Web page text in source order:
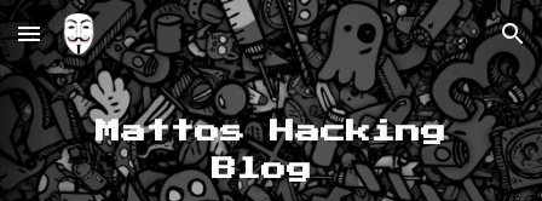
Skip to main content Skip to navigation
Mattos Hacking
Blog